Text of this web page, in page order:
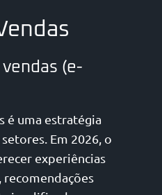
(e-
é uma estratégia
Em 2026, o
experiências
recomendações